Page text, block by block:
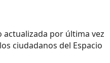
actualizada por última vez
ciudadanos del Espacio